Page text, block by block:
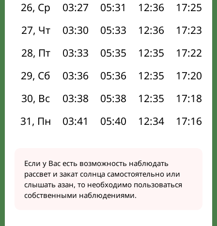
26, Ср
03:27 05:31 12:36 17:25
27, Чт
03:30 05:33 12:36 17:23
28, Пт
03:33 05:35 12:35 17:22
29, Сб
03:36 05:36 12:35 17:20
30, Вс
03:38 05:38 12:35 17:18
31, Пн
03:41 05:40 12:34 17:16
Если у Вас есть возможность наблюдать
рассвет и закат солнца самостоятельно или
слышать азан, то необходимо пользоваться
собственными наблюдениями.